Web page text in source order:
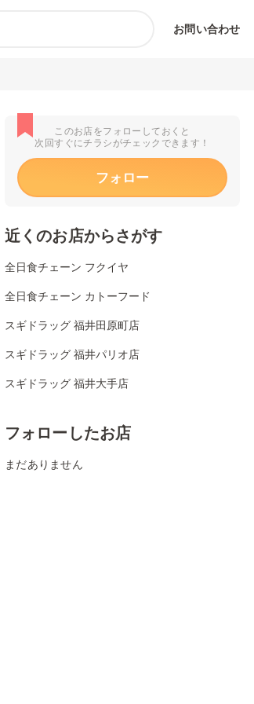
お問い合わせ
このお店をフォローしておくと
次回すぐにチラシがチェックできます！
フォロー
近くのお店からさがす
全日食チェーン フクイヤ
全日食チェーン カトーフード
スギドラッグ 福井田原町店
スギドラッグ 福井パリオ店
スギドラッグ 福井大手店
フォローしたお店
まだありません